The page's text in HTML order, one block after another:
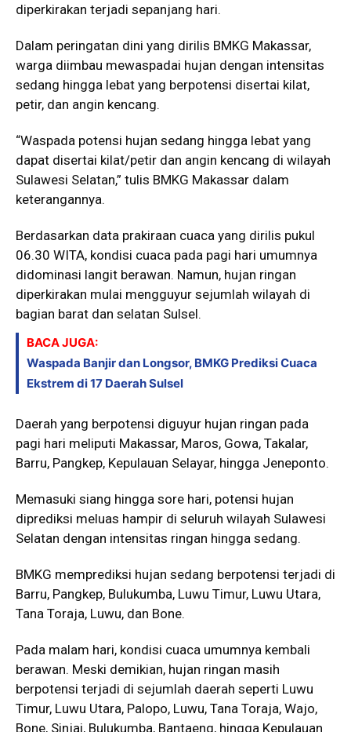
diperkirakan terjadi sepanjang hari.
Dalam peringatan dini yang dirilis BMKG Makassar,
warga diimbau mewaspadai hujan dengan intensitas
sedang hingga lebat yang berpotensi disertai kilat,
petir, dan angin kencang.
“Waspada potensi hujan sedang hingga lebat yang
dapat disertai kilat/petir dan angin kencang di wilayah
Sulawesi Selatan,” tulis BMKG Makassar dalam
keterangannya.
Berdasarkan data prakiraan cuaca yang dirilis pukul
06.30 WITA, kondisi cuaca pada pagi hari umumnya
didominasi langit berawan. Namun, hujan ringan
diperkirakan mulai mengguyur sejumlah wilayah di
bagian barat dan selatan Sulsel.
BACA JUGA:
Waspada Banjir dan Longsor, BMKG Prediksi Cuaca
Ekstrem di 17 Daerah Sulsel
Daerah yang berpotensi diguyur hujan ringan pada
pagi hari meliputi Makassar, Maros, Gowa, Takalar,
Barru, Pangkep, Kepulauan Selayar, hingga Jeneponto.
Memasuki siang hingga sore hari, potensi hujan
diprediksi meluas hampir di seluruh wilayah Sulawesi
Selatan dengan intensitas ringan hingga sedang.
BMKG memprediksi hujan sedang berpotensi terjadi di
Barru, Pangkep, Bulukumba, Luwu Timur, Luwu Utara,
Tana Toraja, Luwu, dan Bone.
Pada malam hari, kondisi cuaca umumnya kembali
berawan. Meski demikian, hujan ringan masih
berpotensi terjadi di sejumlah daerah seperti Luwu
Timur, Luwu Utara, Palopo, Luwu, Tana Toraja, Wajo,
Bone, Sinjai, Bulukumba, Bantaeng, hingga Kepulauan